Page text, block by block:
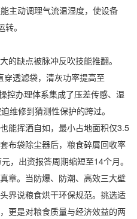
主动调理气流温湿度，使设备
。
缺点被脉冲反吹技能推翻。
透滤袋，清灰功率提高至
控办理体系集成了压差传感、湿
维修到猜测性保护的跨过。
挥洒自如，最小占地面积仅3.5
布袋除尘器后，粮食碎屑回收率
，出资报答周期缩短至14个月。
。当防爆、防潮、高效三大壁
界说粮食烘干环保规范。挑选适
更是对粮食质量与经济效益的两